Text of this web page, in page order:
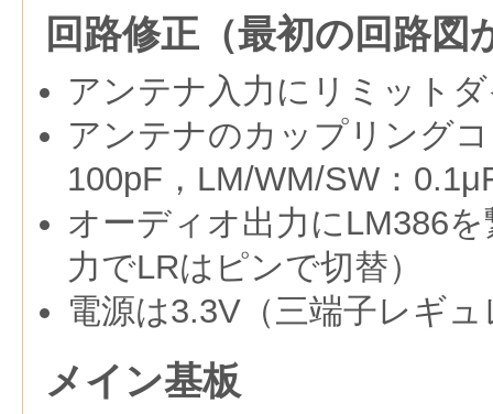
回路修正（最初の回路図
アンテナ入力にリミット
アンテナのカップリング
100pF，LM/WM/SW：
オーディオ出力にLM386
力でLRはピンで切替）
電源は3.3V（三端子レギ
メイン基板